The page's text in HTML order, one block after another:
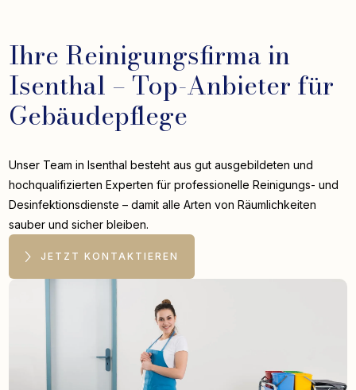
Ihre Reinigungsfirma in
Isenthal – Top-Anbieter für
Gebäudepflege
Unser Team in Isenthal besteht aus gut ausgebildeten und
hochqualifizierten Experten für professionelle Reinigungs- und
Desinfektionsdienste – damit alle Arten von Räumlichkeiten
sauber und sicher bleiben.
JETZT KONTAKTIEREN